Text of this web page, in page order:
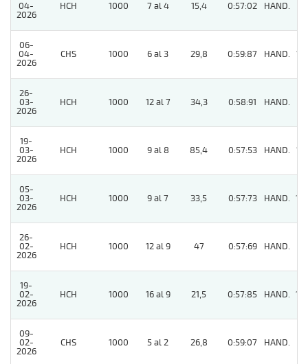
04-
2026
HCH 1000 7 al 4 15,4 0:57:02 HAND.
06-
04-
2026
CHS 1000 6 al 3 29,8 0:59:87 HAND. 15
26-
03-
2026
HCH 1000 12 al 7 34,3 0:58:91 HAND.
19-
03-
2026
HCH 1000 9 al 8 85,4 0:57:53 HAND. 12
05-
03-
2026
HCH 1000 9 al 7 33,5 0:57:73 HAND. 10
26-
02-
2026
HCH 1000 12 al 9 47 0:57:69 HAND.
19-
02-
2026
HCH 1000 16 al 9 21,5 0:57:85 HAND. 14
09-
02-
2026
CHS 1000 5 al 2 26,8 0:59:07 HAND.